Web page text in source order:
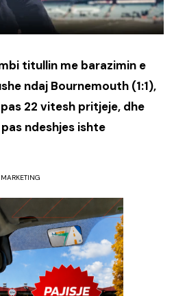
titullin me barazimin e
ndaj Bournemouth (1:1),
22 vitesh pritjeje, dhe
ndeshjes ishte
MARKETING